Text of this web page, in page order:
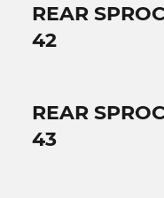
REAR
42
REAR
43